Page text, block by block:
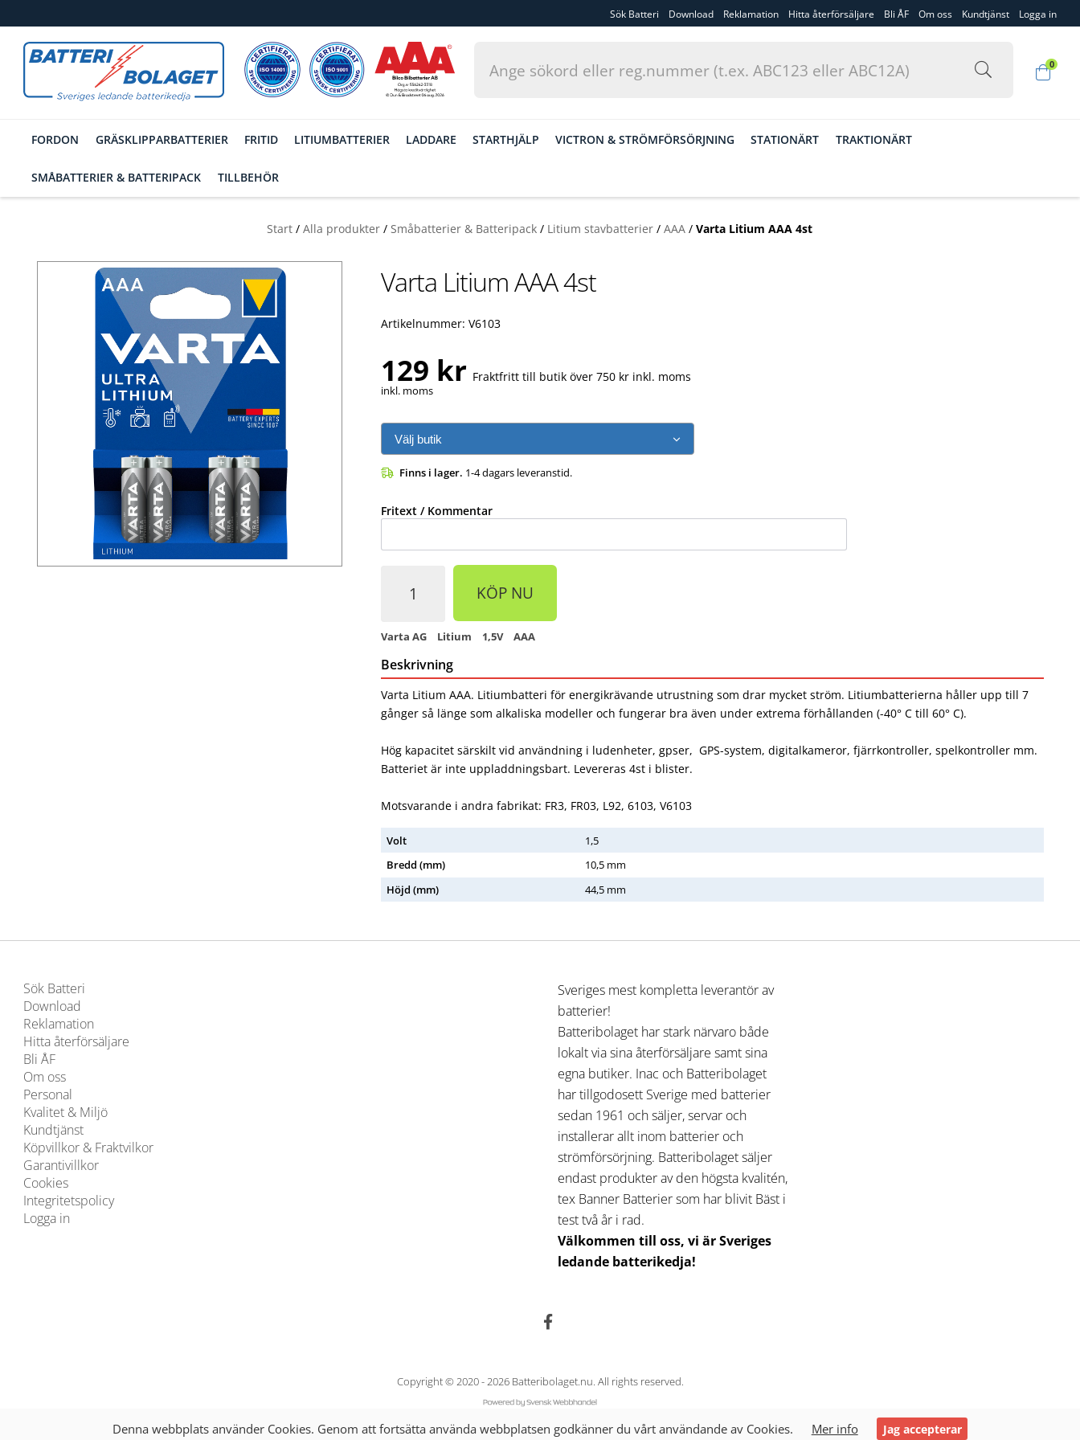
Sök Batteri Download Reklamation Hitta återförsäljare Bli ÅF Om oss Kundtjänst Logga in
0
FORDON GRÄSKLIPPARBATTERIER FRITID LITIUMBATTERIER LADDARE STARTHJÄLP VICTRON & STRÖMFÖRSÖRJNING STATIONÄRT TRAKTIONÄRT
SMÅBATTERIER & BATTERIPACK TILLBEHÖR
Start / Alla produkter / Småbatterier & Batteripack / Litium stavbatterier / AAA / Varta Litium AAA 4st
Varta Litium AAA 4st
Artikelnummer: V6103
129 kr
inkl. moms
Fraktfritt till butik över 750 kr inkl. moms
Finns i lager. 1-4 dagars leveranstid.
Fritext / Kommentar
KÖP NU
Varta AG Litium 1,5V AAA
Beskrivning
Varta Litium AAA. Litiumbatteri för energikrävande utrustning som drar mycket ström. Litiumbatterierna håller upp till 7
gånger så länge som alkaliska modeller och fungerar bra även under extrema förhållanden (-40° C till 60° C).
Hög kapacitet särskilt vid användning i ludenheter, gpser, GPS-system, digitalkameror, fjärrkontroller, spelkontroller mm.
Batteriet är inte uppladdningsbart. Levereras 4st i blister.
Motsvarande i andra fabrikat: FR3, FR03, L92, 6103, V6103
Volt
1,5
Bredd (mm)
10,5 mm
Höjd (mm) 44,5 mm
Sök Batteri
Download
Reklamation
Hitta återförsäljare
Bli ÅF
Om oss
Personal
Kvalitet & Miljö
Kundtjänst
Köpvillkor & Fraktvilkor
Garantivillkor
Cookies
Integritetspolicy
Logga in
Sveriges mest kompletta leverantör av
batterier!
Batteribolaget har stark närvaro både
lokalt via sina återförsäljare samt sina
egna butiker. Inac och Batteribolaget
har tillgodosett Sverige med batterier
sedan 1961 och säljer, servar och
installerar allt inom batterier och
strömförsörjning. Batteribolaget säljer
endast produkter av den högsta kvalitén,
tex Banner Batterier som har blivit Bäst i
test två år i rad.
Välkommen till oss, vi är Sveriges
ledande batterikedja!
Copyright © 2020 - 2026 Batteribolaget.nu. All rights reserved.
Denna webbplats använder Cookies. Genom att fortsätta använda webbplatsen godkänner du vårt användande av Cookies. Mer info Jag accepterar